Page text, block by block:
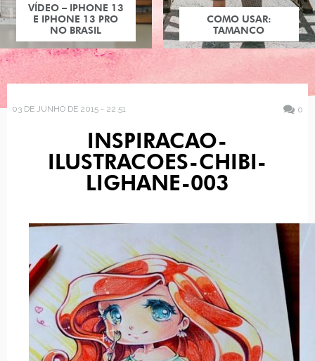
VÍDEO – IPHONE 13
E IPHONE 13 PRO
NO BRASIL
COMO USAR:
TAMANCO
03 DE JUNHO DE 2015 - 22:51 0
INSPIRACAO-
ILUSTRACOES-CHIBI-
LIGHANE-003